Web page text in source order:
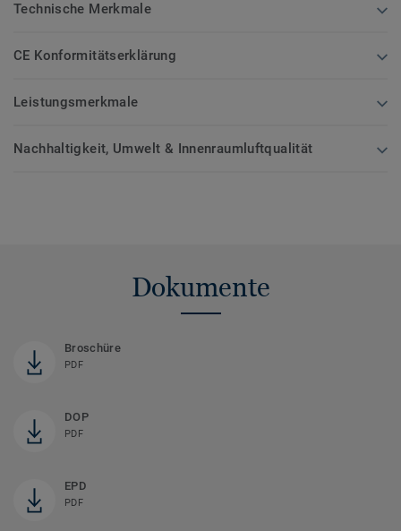
Technische Merkmale
CE Konformitätserklärung
Leistungsmerkmale
Nachhaltigkeit, Umwelt & Innenraumluftqualität
Dokumente
Broschüre
PDF
DOP
PDF
EPD
PDF